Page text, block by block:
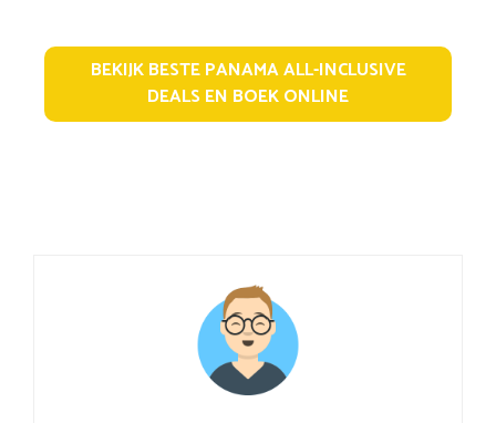
BEKIJK BESTE PANAMA ALL-INCLUSIVE
DEALS EN BOEK ONLINE